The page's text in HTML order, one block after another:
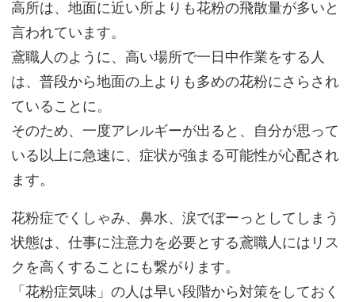
高所は、地面に近い所よりも花粉の飛散量が多いと
言われています。
鳶職人のように、高い場所で一日中作業をする人
は、普段から地面の上よりも多めの花粉にさらされ
ていることに。
そのため、一度アレルギーが出ると、自分が思って
いる以上に急速に、症状が強まる可能性が心配され
ます。
花粉症でくしゃみ、鼻水、涙でぼーっとしてしまう
状態は、仕事に注意力を必要とする鳶職人にはリス
クを高くすることにも繋がります。
「花粉症気味」の人は早い段階から対策をしておく